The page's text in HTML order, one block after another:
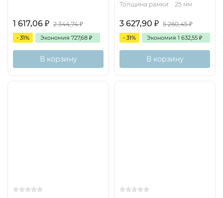
1 617,06 ₽ 2 344,74₽
- 31% Экономия 727,68 ₽
В корзину
Толщина рамки:
25 мм
3 627,90 ₽ 5 260,45₽
- 31% Экономия 1 632,55 ₽
В корзину